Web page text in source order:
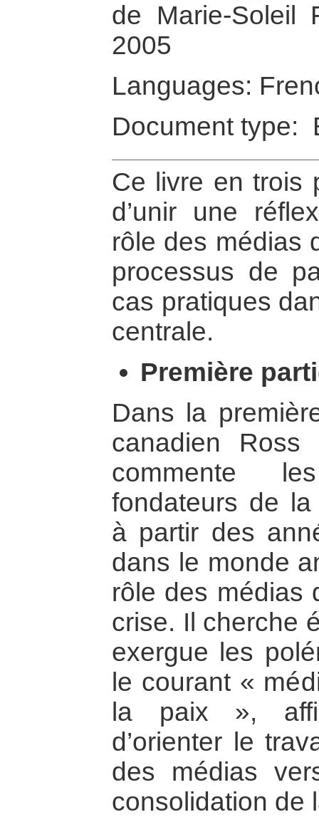
de Marie-Soleil
2005
Languages:
Document type:
Ce livre en trois
d’unir une
rôle des médias
processus de
cas pratiques
centrale.
Première
Dans la
canadien Ross
commente
fondateurs de
à partir des
dans le monde
rôle des médias
crise. Il cherche
exergue les
le courant «
la paix »,
d’orienter le
des médias
consolidation de